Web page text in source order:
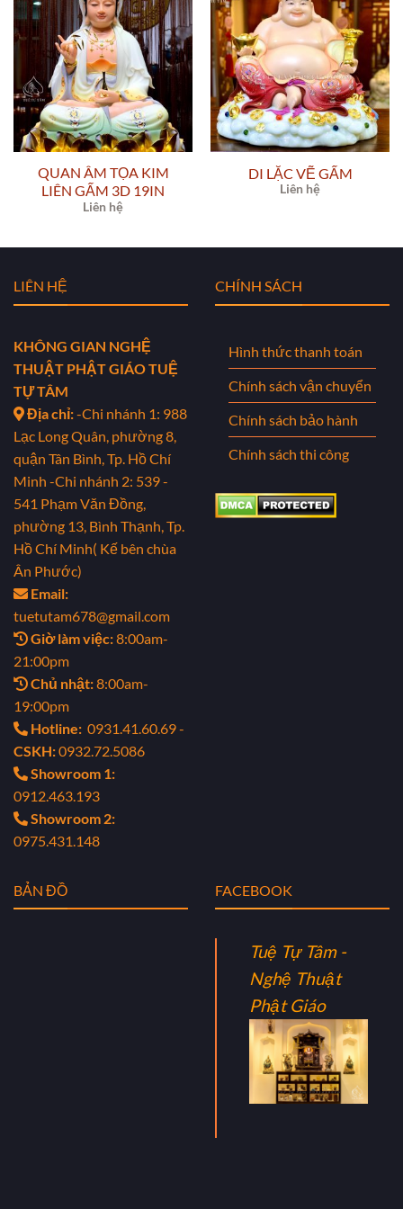
QUAN ÂM TỌA KIM
LIÊN GẤM 3D 19IN
Liên hệ
DI LẶC VẼ GẤM
Liên hệ
LIÊN HỆ
KHÔNG GIAN NGHỆ
THUẬT PHẬT GIÁO TUỆ
TỰ TÂM
Địa chỉ:-Chi nhánh 1: 988
Lạc Long Quân, phường 8,
quận Tân Bình, Tp. Hồ Chí
Minh -Chi nhánh 2: 539 -
541 Phạm Văn Đồng,
phường 13, Bình Thạnh, Tp.
Hồ Chí Minh( Kế bên chùa
Ân Phước)
Email:
tuetutam678@gmail.com
Giờ làm việc:8:00am-
21:00pm
Chủ nhật:8:00am-
19:00pm
Hotline: 0931.41.60.69 -
CSKH:0932.72.5086
Showroom 1:
0912.463.193
Showroom 2:
0975.431.148
CHÍNH SÁCH
Hình thức thanh toán
Chính sách vận chuyển
Chính sách bảo hành
Chính sách thi công
BẢN ĐỒ FACEBOOK
Tuệ Tự Tâm -
Nghệ Thuật
Phật Giáo